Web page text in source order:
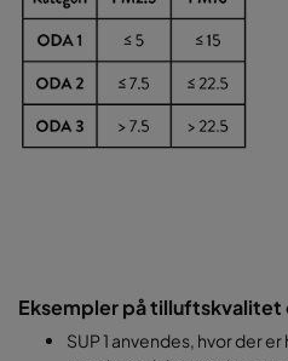
Eksempler på tilluftskvalitet
SUP 1 anvendes, hvor der